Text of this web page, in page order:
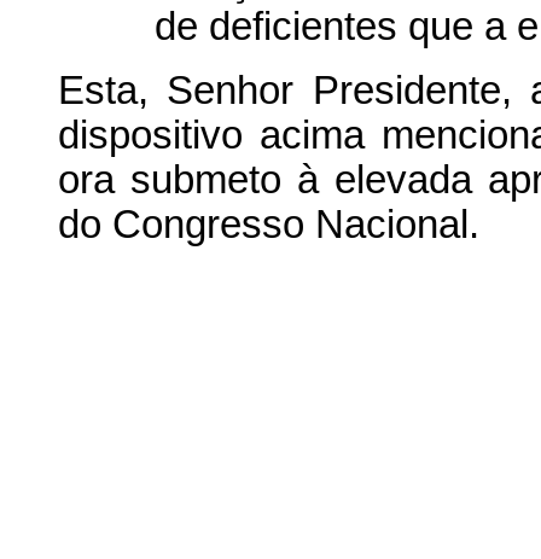
de deficientes que a
Esta, Senhor
dispositivo acima
ora submeto à elevada
do Congresso Nacional.